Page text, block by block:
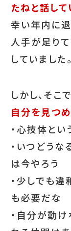
たねと話し
幸い年内に
人手が足り
していました。
しかし、そこ
自分を見つめ
・心技体とい
・いつどうな
は今やろう
・少しでも
も必要だな
・自分が動